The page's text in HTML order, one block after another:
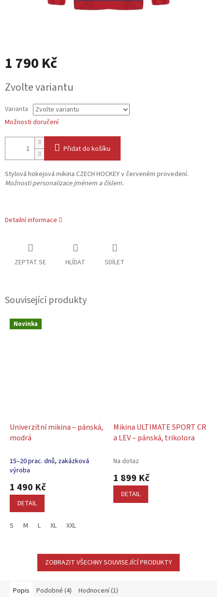
1 790 Kč
cena:
Zvolte variantu
Varianta
Možnosti doručení
Přidat do košíku
Stylová hokejová mikina CZECH HOCKEY v červeném provedení.
Možnosti personalizace jménem a číslem.
Detailní informace
ZEPTAT SE HLÍDAT SDÍLET
Související produkty
Novinka
Univerzitní mikina – pánská,
modrá
15–20 prac. dnů, zakázková
výroba
1 490 Kč
DETAIL
S M L XL XXL
Mikina ULTIMATE SPORT CR
a LEV – pánská, trikolora
Na dotaz
1 899 Kč
DETAIL
ZOBRAZIT VŠECHNY SOUVISEJÍCÍ PRODUKTY
Popis Podobné (4) Hodnocení (1)